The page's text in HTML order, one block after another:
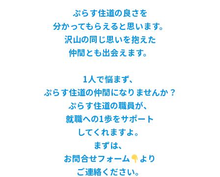
ぷらす住道の良さを
分かってもらえると思います。
沢山の同じ思いを抱えた
仲間とも出会えます。
1人で悩まず、
ぷらす住道の仲間になりませんか？
ぷらす住道の職員が、
就職への1歩をサポート
してくれますよ。
まずは、
お問合せフォーム
より
ご連絡ください。